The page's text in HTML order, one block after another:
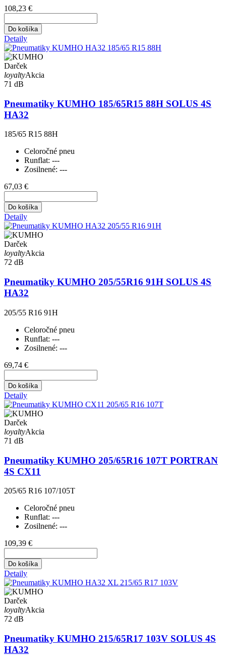
108,23 €
Do košíka
Detaily
Darček
loyaltyAkcia
71 dB
Pneumatiky KUMHO 185/65R15 88H SOLUS 4S
HA32
185/65 R15 88H
Celoročné pneu
Runflat: ---
Zosilnené: ---
67,03 €
Do košíka
Detaily
Darček
loyaltyAkcia
72 dB
Pneumatiky KUMHO 205/55R16 91H SOLUS 4S
HA32
205/55 R16 91H
Celoročné pneu
Runflat: ---
Zosilnené: ---
69,74 €
Do košíka
Detaily
Darček
loyaltyAkcia
71 dB
Pneumatiky KUMHO 205/65R16 107T PORTRAN
4S CX11
205/65 R16 107/105T
Celoročné pneu
Runflat: ---
Zosilnené: ---
109,39 €
Do košíka
Detaily
Darček
loyaltyAkcia
72 dB
Pneumatiky KUMHO 215/65R17 103V SOLUS 4S
HA32